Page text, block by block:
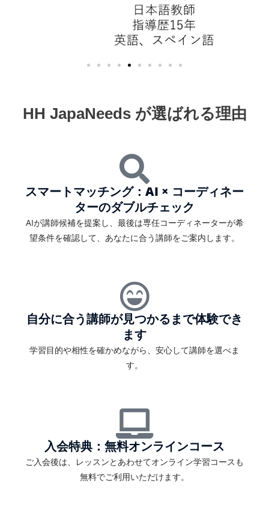
HH JapaNeeds が選ばれる理由
スマートマッチング：AI × コーディネー
ターのダブルチェック
AIが講師候補を提案し、最後は専任コーディネーターが希
望条件を確認して、あなたに合う講師をご案内します。
自分に合う講師が見つかるまで体験でき
ます
学習目的や相性を確かめながら、安心して講師を選べま
す。
入会特典：無料オンラインコース
ご入会後は、レッスンとあわせてオンライン学習コースも
無料でご利用いただけます。